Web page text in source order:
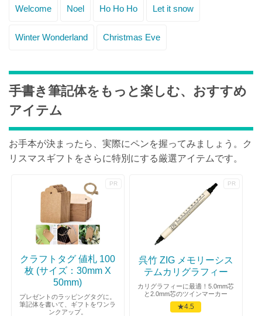
Welcome Noel Ho Ho Ho Let it snow
Winter Wonderland Christmas Eve
手書き筆記体をもっと楽しむ、おすすめ
アイテム
お手本が決まったら、実際にペンを握ってみましょう。ク
リスマスギフトをさらに特別にする厳選アイテムです。
クラフトタグ 値札 100
枚 (サイズ：30mm X
50mm)
プレゼントのラッピングタグに。
筆記体を書いて、ギフトをワンラ
ンクアップ。
呉竹 ZIG メモリーシス
テムカリグラフィー
カリグラフィーに最適！5.0mm芯
と2.0mm芯のツインマーカー
★4.5